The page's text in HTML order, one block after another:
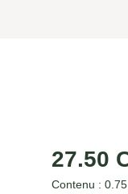
Prix régulier :
27.50
Contenu :